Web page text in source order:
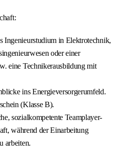
Ingenieurstudium in Elektrotechnik,
oder einer
eine Technikerausbildung mit
ins Energieversorgerumfeld.
(Klasse B).
sozialkompetente Teamplayer-
während der Einarbeitung
arbeiten.